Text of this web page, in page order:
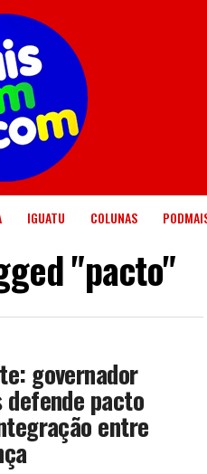
IGUATU COLUNAS
"pacto"
governador
defende pacto
entre